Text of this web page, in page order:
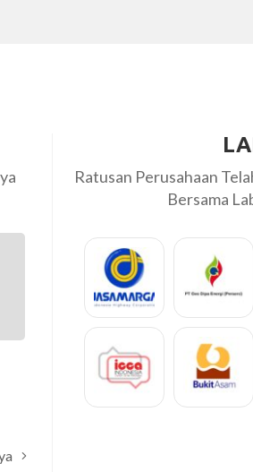
Selama honeymonn 3 hari 2
wisatanya komplit dan
request kita. Semoga...
Hikhman
Ratusan Perusahaan
Bersama